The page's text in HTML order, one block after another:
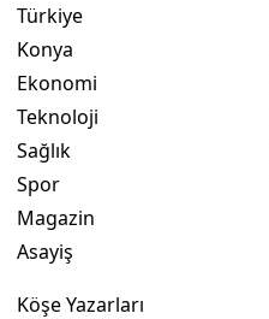
Türkiye
Konya
Ekonomi
Teknoloji
Sağlık
Spor
Magazin
Asayiş
Köşe Yazarları